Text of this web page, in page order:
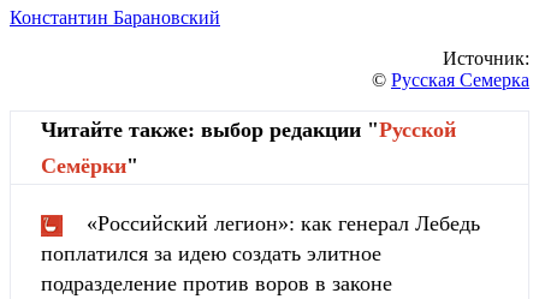
Константин Барановский
Источник:
© Русская Семерка
Читайте также: выбор редакции "Русской
Cемёрки"
«Российский легион»: как генерал Лебедь
поплатился за идею создать элитное
подразделение против воров в законе